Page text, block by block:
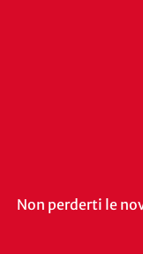
Non perderti le